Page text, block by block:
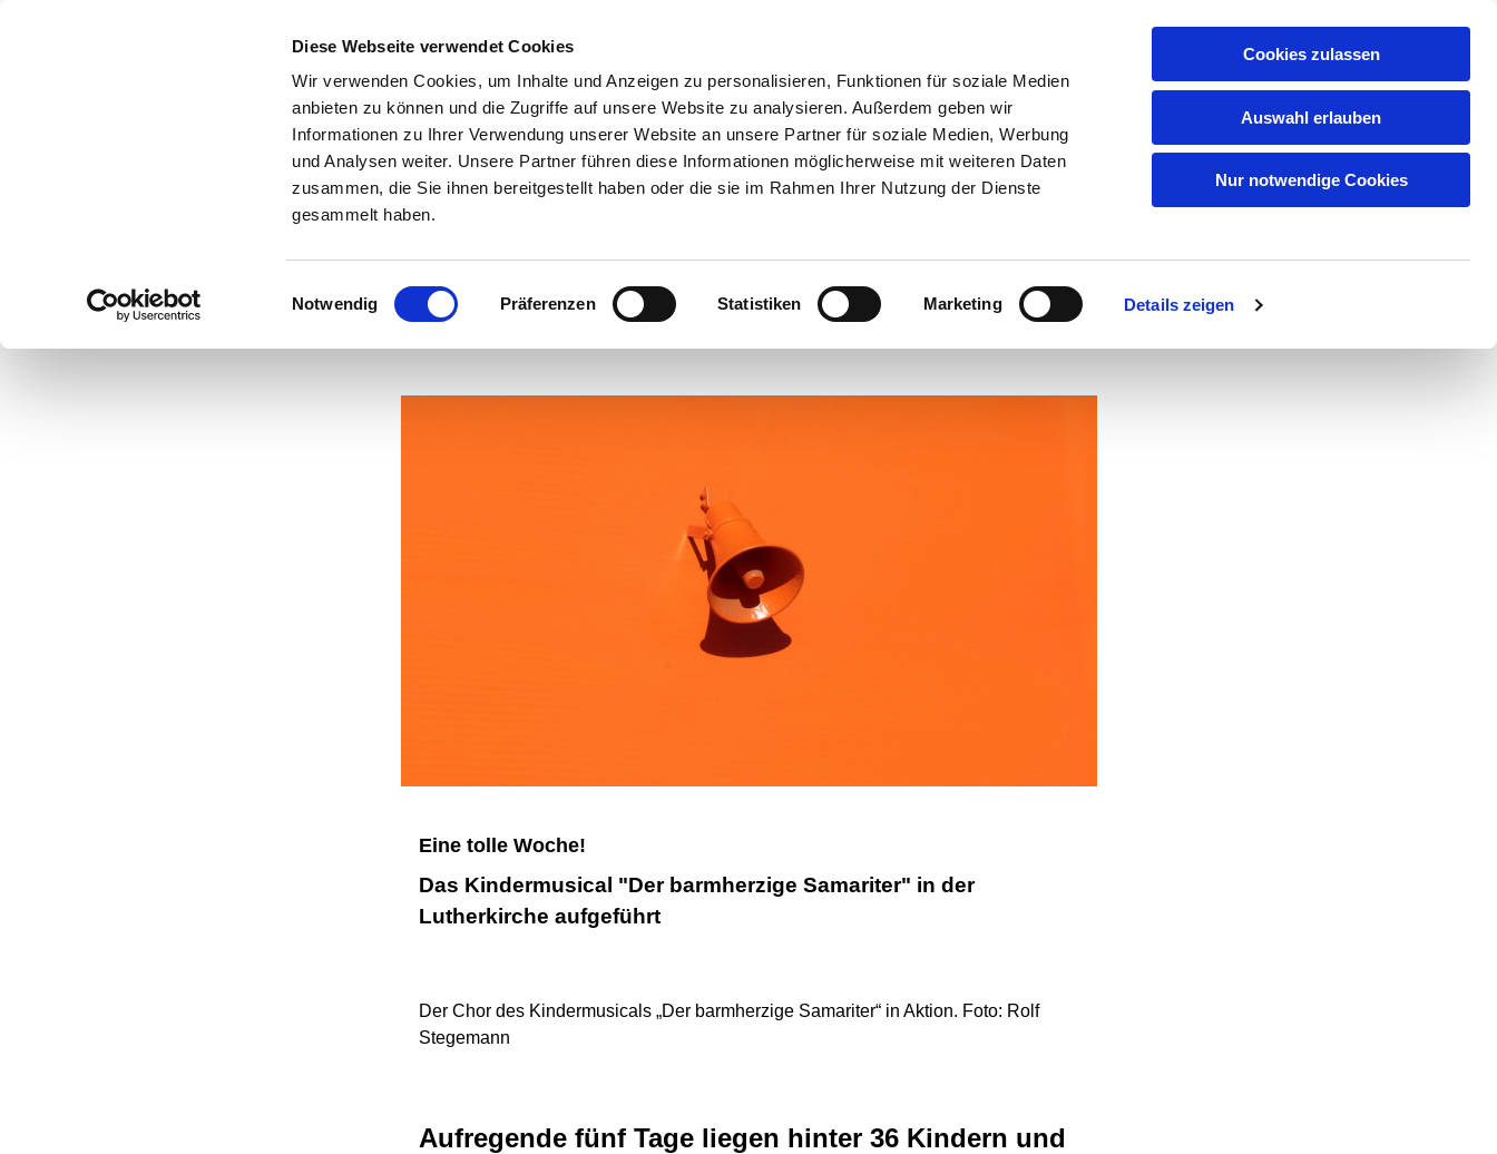
Diese Webseite verwendet Cookies
Wir verwenden Cookies, um Inhalte und Anzeigen zu personalisieren, Funktionen für soziale Medien
anbieten zu können und die Zugriffe auf unsere Website zu analysieren. Außerdem geben wir
Informationen zu Ihrer Verwendung unserer Website an unsere Partner für soziale Medien, Werbung
und Analysen weiter. Unsere Partner führen diese Informationen möglicherweise mit weiteren Daten
zusammen, die Sie ihnen bereitgestellt haben oder die sie im Rahmen Ihrer Nutzung der Dienste
gesammelt haben.
Einwilligungsauswahl
Notwendig Präferenzen Statistiken Marketing Details zeigen
Cookies zulassen
Auswahl erlauben
Nur notwendige Cookies
ÜBER UNS FAQ
Eine tolle Woche!
#Webseiten-Migration
Eine tolle Woche!
Das Kindermusical "Der barmherzige Samariter" in der
Lutherkirche aufgeführt
Der Chor des Kindermusicals „Der barmherzige Samariter“ in Aktion. Foto: Rolf
Stegemann
Aufregende fünf Tage liegen hinter 36 Kindern und